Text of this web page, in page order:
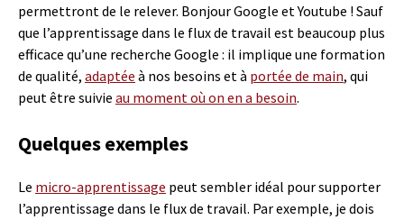
permettront de le relever. Bonjour Google et Youtube ! Sauf
que l’apprentissage dans le flux de travail est beaucoup plus
efficace qu’une recherche Google : il implique une formation
de qualité, adaptée à nos besoins et à portée de main, qui
peut être suivie au moment où on en a besoin.
Quelques exemples
Le micro-apprentissage peut sembler idéal pour supporter
l’apprentissage dans le flux de travail. Par exemple, je dois